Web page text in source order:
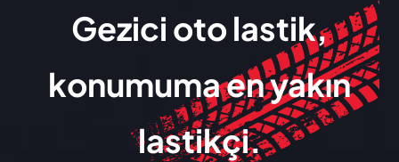
Gezici oto lastik,
konumuma en yakın
lastikçi.